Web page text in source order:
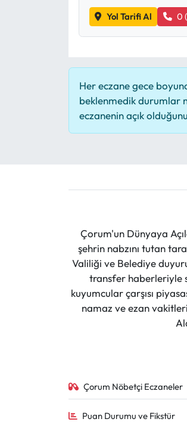
Yol Tarifi Al 0
Her eczane gece
beklenmedik durumlar
eczanenin açık
Çorum'un Dünyaya
şehrin nabzını tutan
Valiliği ve Belediye
transfer haberleriyle
kuyumcular çarşısı
namaz ve ezan
Çorum Nöbetçi Eczaneler
Puan Durumu ve Fikstür